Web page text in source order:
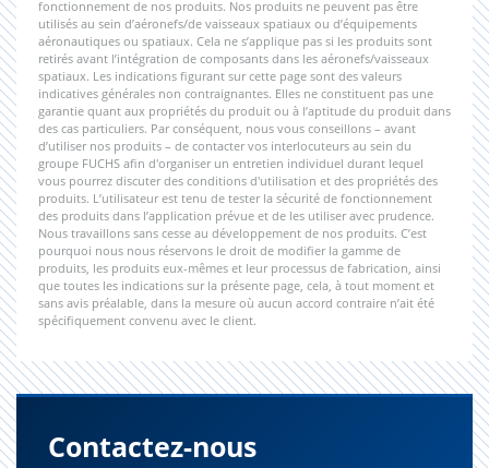
fonctionnement de nos produits. Nos produits ne peuvent pas être
utilisés au sein d’aéronefs/de vaisseaux spatiaux ou d’équipements
aéronautiques ou spatiaux. Cela ne s’applique pas si les produits sont
retirés avant l’intégration de composants dans les aéronefs/vaisseaux
spatiaux. Les indications figurant sur cette page sont des valeurs
indicatives générales non contraignantes. Elles ne constituent pas une
garantie quant aux propriétés du produit ou à l’aptitude du produit dans
des cas particuliers. Par conséquent, nous vous conseillons – avant
d’utiliser nos produits – de contacter vos interlocuteurs au sein du
groupe FUCHS afin d'organiser un entretien individuel durant lequel
vous pourrez discuter des conditions d'utilisation et des propriétés des
produits. L’utilisateur est tenu de tester la sécurité de fonctionnement
des produits dans l’application prévue et de les utiliser avec prudence.
Nous travaillons sans cesse au développement de nos produits. C’est
pourquoi nous nous réservons le droit de modifier la gamme de
produits, les produits eux-mêmes et leur processus de fabrication, ainsi
que toutes les indications sur la présente page, cela, à tout moment et
sans avis préalable, dans la mesure où aucun accord contraire n’ait été
spécifiquement convenu avec le client.
Contactez-nous